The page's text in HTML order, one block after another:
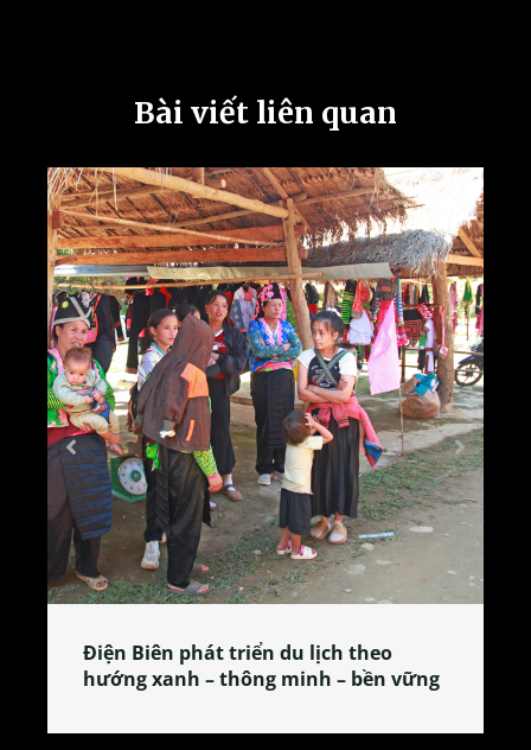
Bài viết liên quan
Làng làm bánh tẻ Phú Nhi – nơi lan
tỏa đặc sản xứ Đoài